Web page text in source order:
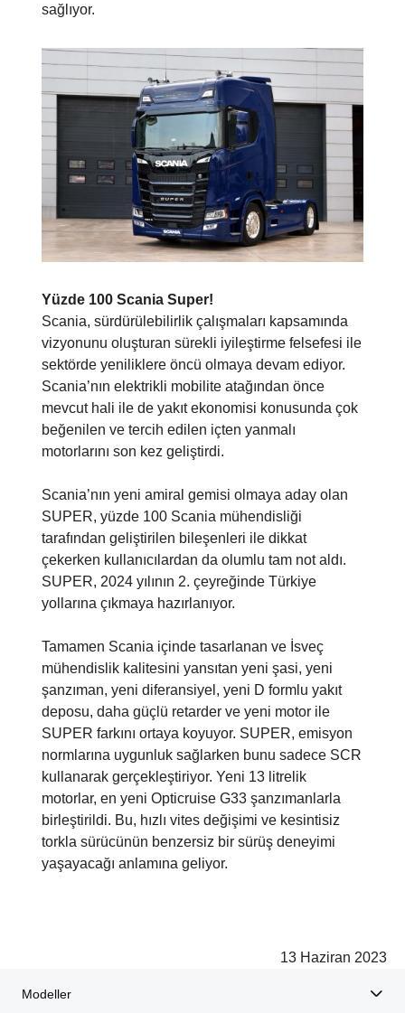
sağlıyor.
Yüzde 100 Scania Super!
Scania, sürdürülebilirlik çalışmaları kapsamında
vizyonunu oluşturan sürekli iyileştirme felsefesi ile
sektörde yeniliklere öncü olmaya devam ediyor.
Scania’nın elektrikli mobilite atağından önce
mevcut hali ile de yakıt ekonomisi konusunda çok
beğenilen ve tercih edilen içten yanmalı
motorlarını son kez geliştirdi.
Scania’nın yeni amiral gemisi olmaya aday olan
SUPER, yüzde 100 Scania mühendisliği
tarafından geliştirilen bileşenleri ile dikkat
çekerken kullanıcılardan da olumlu tam not aldı.
SUPER, 2024 yılının 2. çeyreğinde Türkiye
yollarına çıkmaya hazırlanıyor.
Tamamen Scania içinde tasarlanan ve İsveç
mühendislik kalitesini yansıtan yeni şasi, yeni
şanzıman, yeni diferansiyel, yeni D formlu yakıt
deposu, daha güçlü retarder ve yeni motor ile
SUPER farkını ortaya koyuyor. SUPER, emisyon
normlarına uygunluk sağlarken bunu sadece SCR
kullanarak gerçekleştiriyor. Yeni 13 litrelik
motorlar, en yeni Opticruise G33 şanzımanlarla
birleştirildi. Bu, hızlı vites değişimi ve kesintisiz
torkla sürücünün benzersiz bir sürüş deneyimi
yaşayacağı anlamına geliyor.
13 Haziran 2023
Modeller